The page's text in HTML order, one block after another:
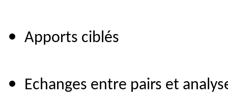
Apports ciblés
Echanges entre pairs et